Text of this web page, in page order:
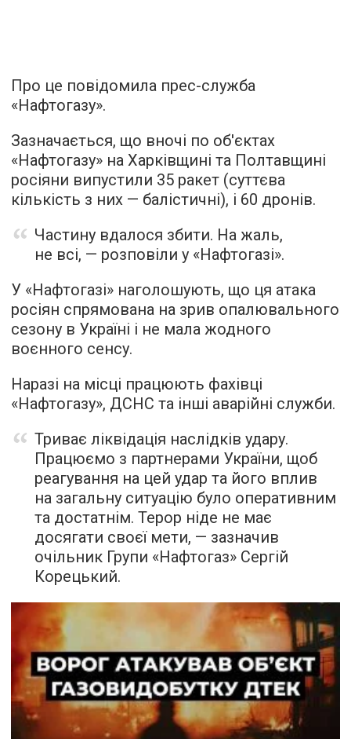
Про це повідомила прес-служба
«Нафтогазу».
Зазначається, що вночі по об'єктах
«Нафтогазу» на Харківщині та Полтавщині
росіяни випустили 35 ракет (суттєва
кількість з них — балістичні), і 60 дронів.
Частину вдалося збити. На жаль,
не всі, — розповіли у «Нафтогазі».
У «Нафтогазі» наголошують, що ця атака
росіян спрямована на зрив опалювального
сезону в Україні і не мала жодного
воєнного сенсу.
Наразі на місці працюють фахівці
«Нафтогазу», ДСНС та інші аварійні служби.
Триває ліквідація наслідків удару.
Працюємо з партнерами України, щоб
реагування на цей удар та його вплив
на загальну ситуацію було оперативним
та достатнім. Терор ніде не має
досягати своєї мети, — зазначив
очільник Групи «Нафтогаз» Сергій
Корецький.